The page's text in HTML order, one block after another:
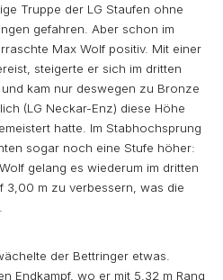
Truppe der LG Staufen ohne
gefahren. Aber schon im
Max Wolf positiv. Mit einer
steigerte er sich im dritten
kam nur deswegen zu Bronze
(LG Neckar-Enz) diese Höhe
hatte. Im Stabhochsprung
sogar noch eine Stufe höher:
gelang es wiederum im dritten
3,00 m zu verbessern, was die
der Bettringer etwas.
Endkampf, wo er mit 5,32 m Rang